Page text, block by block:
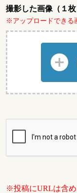
撮影した画像（１枚
※アップロードできる
※投稿にURLは含め